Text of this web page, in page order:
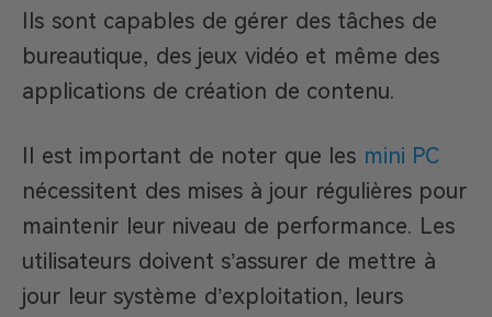
Ils sont capables de gérer des tâches de
bureautique, des jeux vidéo et même des
applications de création de contenu.
Il est important de noter que les mini PC
nécessitent des mises à jour régulières pour
maintenir leur niveau de performance. Les
utilisateurs doivent s’assurer de mettre à
jour leur système d’exploitation, leurs